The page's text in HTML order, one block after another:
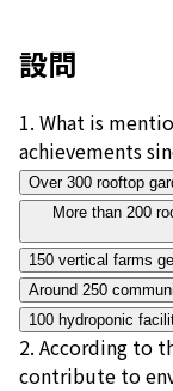
設問
1. What is
achievements
Over 300 rooftop
More than 200
150 vertical farms
Around 250
100 hydroponic
2. According to
contribute to